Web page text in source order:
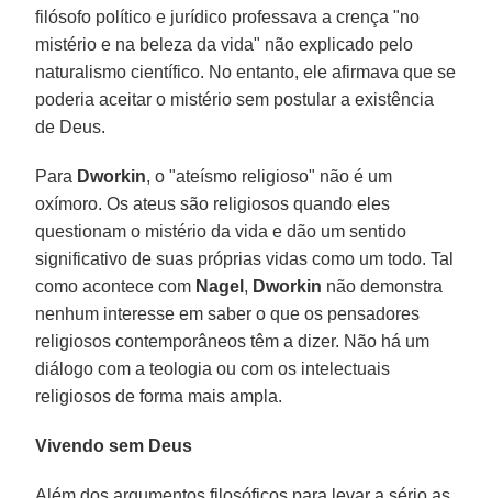
filósofo político e jurídico professava a crença "no
mistério e na beleza da vida" não explicado pelo
naturalismo científico. No entanto, ele afirmava que se
poderia aceitar o mistério sem postular a existência
de Deus.
Para Dworkin, o "ateísmo religioso" não é um
oxímoro. Os ateus são religiosos quando eles
questionam o mistério da vida e dão um sentido
significativo de suas próprias vidas como um todo. Tal
como acontece com Nagel , Dworkin não demonstra
nenhum interesse em saber o que os pensadores
religiosos contemporâneos têm a dizer. Não há um
diálogo com a teologia ou com os intelectuais
religiosos de forma mais ampla.
Vivendo sem Deus